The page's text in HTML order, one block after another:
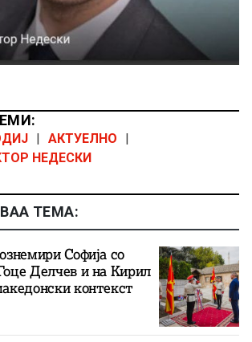
| АКТУЕЛНО
|
НЕДЕСКИ
ТЕМА:
Софија со
Делчев и на Кирил
контекст